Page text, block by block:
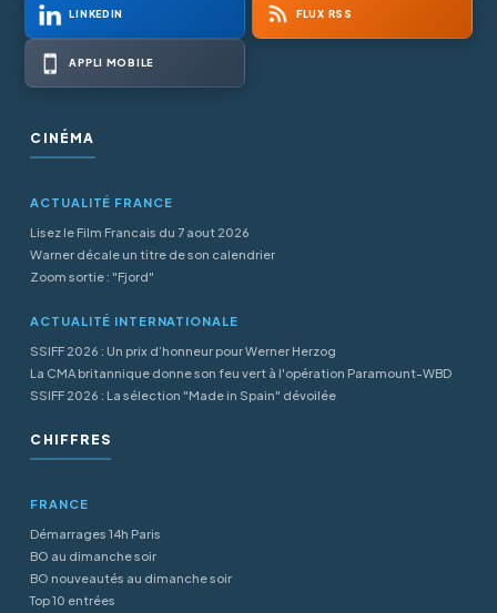
LINKEDIN FLUX RSS
APPLI MOBILE
CINÉMA
ACTUALITÉ FRANCE
Lisez le Film Francais du 7 aout 2026
Warner décale un titre de son calendrier
Zoom sortie : "Fjord"
ACTUALITÉ INTERNATIONALE
SSIFF 2026 : Un prix d’honneur pour Werner Herzog
La CMA britannique donne son feu vert à l'opération Paramount-WBD
SSIFF 2026 : La sélection "Made in Spain" dévoilée
CHIFFRES
FRANCE
Démarrages 14h Paris
BO au dimanche soir
BO nouveautés au dimanche soir
Top 10 entrées